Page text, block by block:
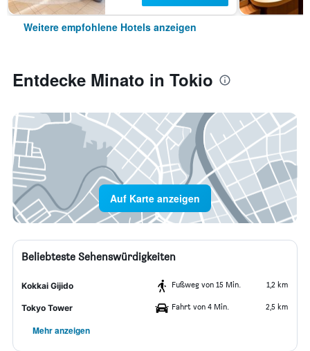
Weitere empfohlene Hotels anzeigen
Entdecke Minato in Tokio
Auf Karte anzeigen
Beliebteste Sehenswürdigkeiten
Kokkai Gijido Fußweg von 15 Min. 1,2 km
Tokyo Tower Fahrt von 4 Min. 2,5 km
Mehr anzeigen